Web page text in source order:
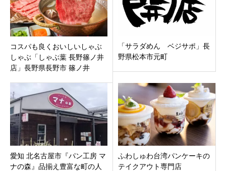
コスパも良くおいしいしゃぶ
しゃぶ「しゃぶ葉 長野篠ノ井
店」長野県長野市 篠ノ井
「サラダめん ベジサポ」長
野県松本市元町
愛知 北名古屋市『パン工房 マ
ナの森』品揃え豊富な町の人
ふわしゅわ台湾パンケーキの
テイクアウト専門店